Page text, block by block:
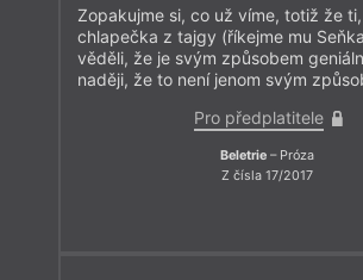
Zopakujme si, co už víme, totiž že
chlapečka z tajgy (říkejme mu
věděli, že je svým způsobem
naději, že to není jenom svým
Pro předplatitele
Beletrie– Próza
Z čísla 17/2017